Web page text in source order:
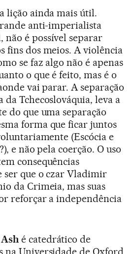
lição ainda mais útil.
anti-imperialista
não é possível separar
fins dos meios. A violência
se faz algo não é apenas
o que é feito, mas é o
vai parar. A separação
da Tchecoslováquia, leva a
do que uma separação
forma que ficar juntos
(Escócia e
e não pela coerção. O uso
consequências
ser que o czar Vladimir
da Crimeia, mas suas
reforçar a independência
é catedrático de
na Universidade de Oxford